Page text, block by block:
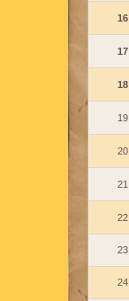
16
17
18
19
20
21
22
23
24